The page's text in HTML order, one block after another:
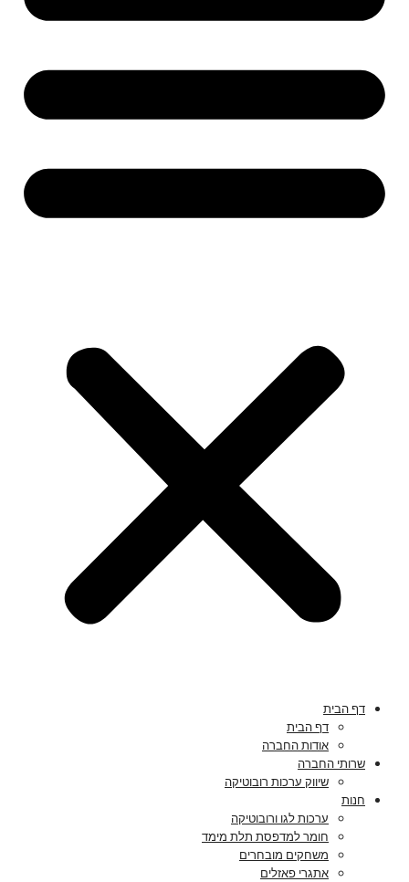
דף הבית
דף הבית
אודות החברה
שרותי החברה
שיווק ערכות רובוטיקה
חנות
ערכות לגו ורובוטיקה
חומר למדפסת תלת מימד
משחקים מובחרים
אתגרי פאזלים